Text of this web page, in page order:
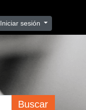
Iniciar sesión
Buscar